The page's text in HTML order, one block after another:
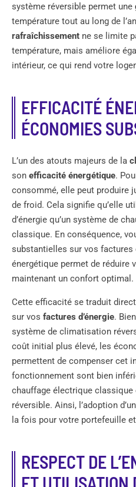
système réversible permet une
température tout au long de
rafraîchissement ne se limite
température, mais améliore
intérieur, ce qui rend votre
EFFICACITÉ
ÉCONOMIES
L’un des atouts majeurs de la
son efficacité énergétique.
consommé, elle peut produire
de froid. Cela signifie qu’elle
d’énergie qu’un système de
classique. En conséquence,
substantielles sur vos factures
énergétique permet de
maintenant un confort optimal.
Cette efficacité se traduit
sur vos factures d’énergie.
système de climatisation
coût initial plus élevé, les
permettent de compenser cet
fonctionnement sont bien
chauffage électrique classique
réversible. Ainsi, l’adoption
la fois pour votre portefeuille
RESPECT DE
ET UTILISATION